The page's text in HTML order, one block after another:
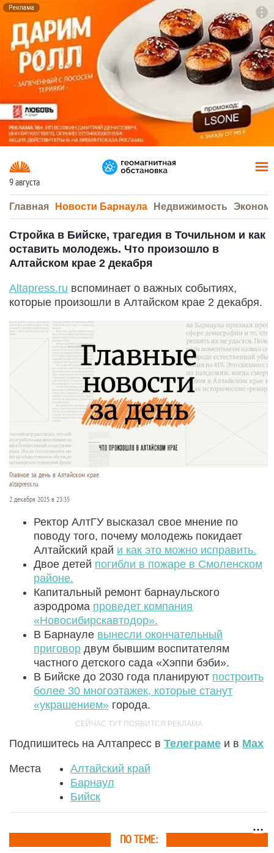
Реклама
9 августа
Главная Новости Барнаула Недвижимость
Стройка в Бийске, трагедия в Точильном и как
оставить молодежь. Что произошло в
Алтайском крае 2 декабря
Altapress.ru вспоминает о важных событиях,
которые произошли в Алтайском крае 2 декабря.
Главное за день в Алтайском крае.
altapress.ru.
2 декабря 2025 в 23:35
Ректор АлтГУ высказал свое мнение по
поводу того, почему молодежь покидает
Алтайский край и как это можно исправить.
Двое детей погибли в пожаре в Смоленском
районе.
Капитальный ремонт барнаульского
аэродрома проведет компания
«Новосибирскавтодор».
В Барнауле вынесли окончательный
приговор двум бывшим воспитателям
частного детского сада «Хэппи бэби».
В Бийске до 2030 года планируют построить
более 30 многоэтажек, которые станут
«украшением» города.
Подпишитесь на Алтапресс в Телеграме и в Max
Места
Алтайский край
Барнаул
Бийск
ПО ТЕМЕ: